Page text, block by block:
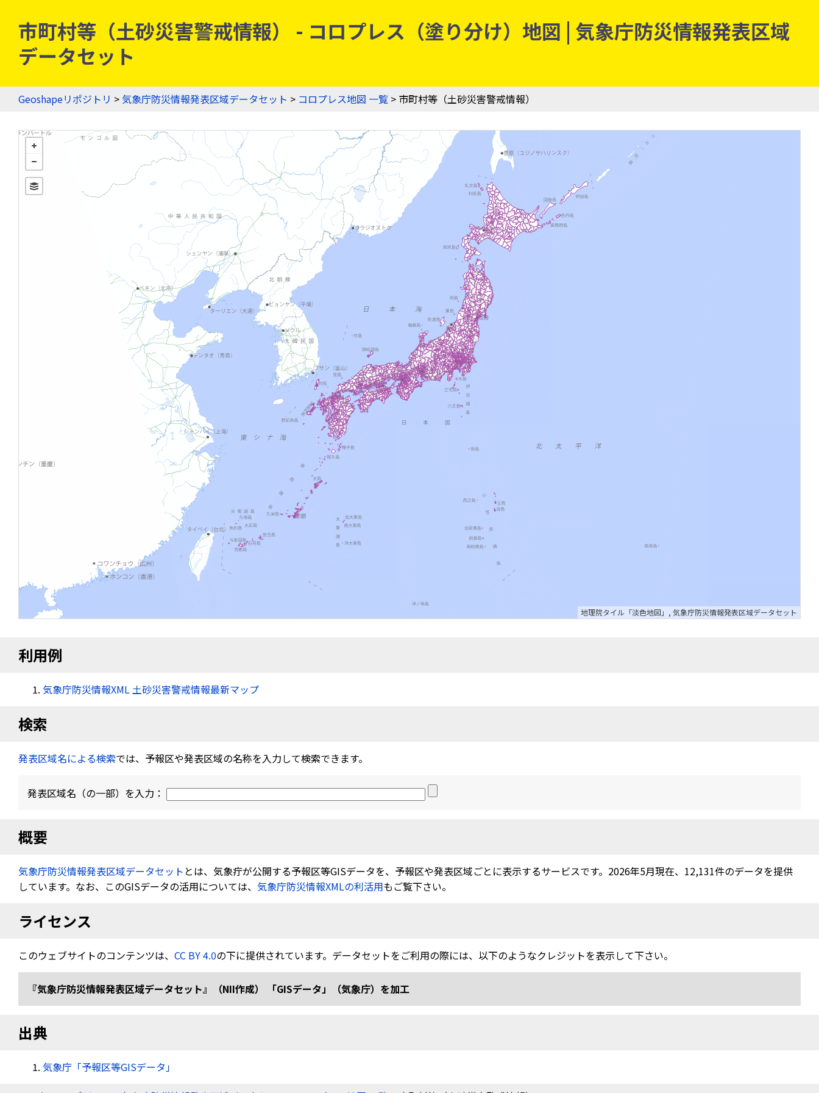
市町村等（土砂災害警戒情報） - コロプレス（塗り分け）地図 | 気象庁防災情報発表区域
データセット
Geoshapeリポジトリ >気象庁防災情報発表区域データセット > コロプレス地図 一覧 > 市町村等（土砂災害警戒情報）
地理院タイル「淡色地図」 , 気象庁防災情報発表区域データセット
利用例
気象庁防災情報XML 土砂災害警戒情報最新マップ
検索
発表区域名による検索では、予報区や発表区域の名称を入力して検索できます。
発表区域名（の一部）を入力：
概要
気象庁防災情報発表区域データセット とは、気象疔が公開する予報区等GISデータを、予報区や発表区域ごとに表示するサービスです。2026年5月現在、12,131件のデータを提供
しています。なお、このGISデータの活用については、 気象庁防災情報XMLの利活用もご覧下さい。
ライセンス
このウェブサイトのコンテンツは、 CC BY 4.0の下に提供されています。データセットをご利用の際には、以下のようなクレジットを表示して下さい。
『気象庁防災情報発表区域データセット』（NII作成） 「GISデータ」（気象庁）を加工
出典
気象庁「予報区等GISデータ」